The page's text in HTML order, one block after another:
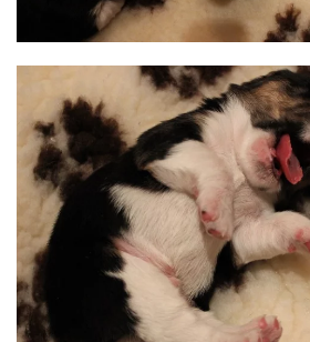
BILD ANZEIGEN